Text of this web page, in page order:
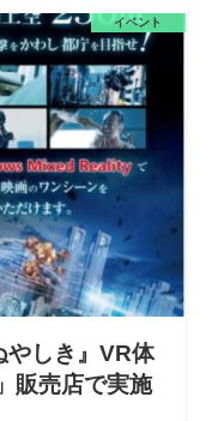
イベント
やしき』VR体
販売店で実施